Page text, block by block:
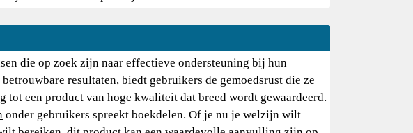
die op zoek zijn naar effectieve ondersteuning bij hun
resultaten, biedt gebruikers de gemoedsrust die ze
tot een product van hoge kwaliteit dat breed wordt gewaardeerd.
onder gebruikers spreekt boekdelen. Of je nu je welzijn wilt